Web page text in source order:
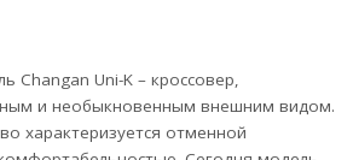
Changan Uni-K – кроссовер,
и необыкновенным внешним видом.
характеризуется отменной